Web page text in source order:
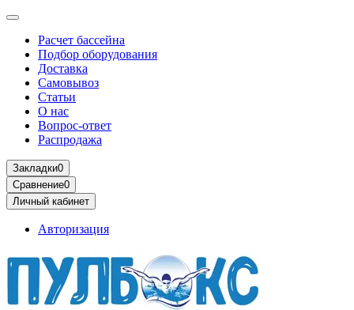
Расчет бассейна
Подбор оборудования
Доставка
Самовывоз
Статьи
О нас
Вопрос-ответ
Распродажа
Закладки0
Сравнение0
Личный кабинет
Авторизация